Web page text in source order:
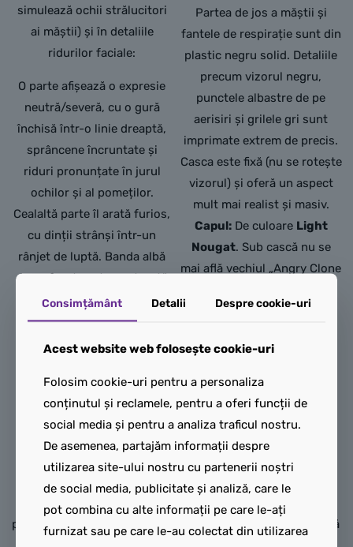
simulează ochii strălucitori
ai măștii) și în detaliile
ridurilor faciale:
O parte afișează o expresie
neutră/severă, cu o gură
închisă într-o linie dreaptă,
sprâncene încruntate și
riduri pronunțate în jurul
ochilor și al pomeților.
Cealaltă parte îl arată furios,
cu dinții strânși într-un
rânjet de luptă. Banda albă
de pe frunte este conturată
cu linii subțiri gri pentru a
adăuga profunzime privirii
prin mască.
Reprezintă armura sa din
țesătură tactică ranforsată,
imprimată pe ambele fețe:
Partea din față redă
musculatura definită a
pieptului și a abdomenului
prin umbre gri, faimosul logo
Partea de jos a măștii și
fantele de respirație sunt din
plastic negru solid. Detaliile
precum vizorul negru,
punctele albastre de pe
aerisiri și grilele gri sunt
imprimate extrem de precis.
Casca este fixă (nu se rotește
vizorul) și oferă un aspect
mult mai realist și masiv.
Capul:De culoare Light
Nougat. Sub cască nu se
mai află vechiul „Angry Clone
pentru soldați imperiali
având o expresie hotărâtă,
sprâncene maro și detalii
realiste ale feței.
Torsul:
De culoare
(alb). Este imprimat pe
ambele fețe cu armura
clasică de Stormtrooper.
Detaliile sunt remarcabile:
liniile negre care delimitează
Consimțământ Detalii Despre cookie-uri
Acest website web folosește cookie-uri
Folosim cookie-uri pentru a personaliza
conținutul și reclamele, pentru a oferi funcții de
social media și pentru a analiza traficul nostru.
De asemenea, partajăm informații despre
utilizarea site-ului nostru cu partenerii noștri
de social media, publicitate și analiză, care le
pot combina cu alte informații pe care le-ați
furnizat sau pe care le-au colectat din utilizarea